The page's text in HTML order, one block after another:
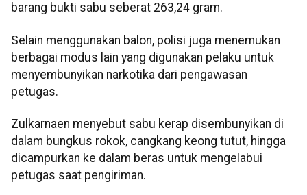
barang bukti sabu seberat 263,24 gram.
Selain menggunakan balon, polisi juga menemukan
berbagai modus lain yang digunakan pelaku untuk
menyembunyikan narkotika dari pengawasan
petugas.
Zulkarnaen menyebut sabu kerap disembunyikan di
dalam bungkus rokok, cangkang keong tutut, hingga
dicampurkan ke dalam beras untuk mengelabui
petugas saat pengiriman.